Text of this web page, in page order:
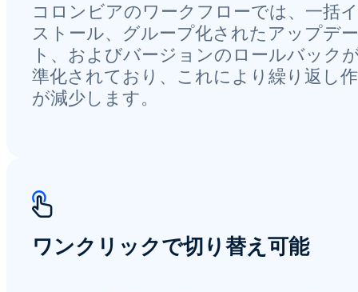
コロンビアのワークフローでは、一括
ストール、グループ化されたアップデー
ト、およびバージョンのロールバック
準化されており、これにより繰り返し
が減少します。
ワンクリックで切り替え可能